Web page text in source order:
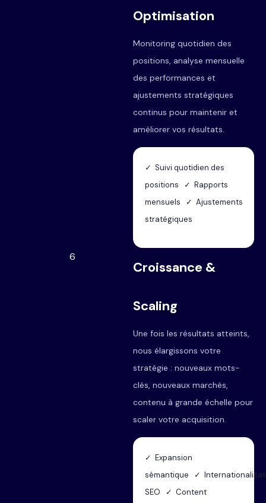
Optimisation
Monitoring quotidien des
positions, analyse mensuelle
des performances et
ajustements stratégiques
continus pour maintenir et
améliorer vos résultats.
✓ Suivi quotidien des
positions ✓ Rapports
mensuels ✓ Ajustements
stratégiques
6
Croissance &
Scaling
Une fois les résultats atteints,
nous élargissons votre
stratégie : nouveaux mots-
clés, nouveaux marchés,
contenu à grande échelle pour
scaler votre acquisition.
✓ Expansion
sémantique ✓
SEO ✓ Content